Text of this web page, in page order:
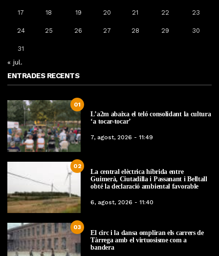
17 18 19 20 21 22 23
24 25 26 27 28 29 30
31
« jul.
ENTRADES RECENTS
01
L’a2m abaixa el teló consolidant la cultura
‘a tocar-tocar’
7, agost, 2026 - 11:49
02
La central elèctrica híbrida entre
Guimerà, Ciutadilla i Passanant i Belltall
obté la declaració ambiental favorable
6, agost, 2026 - 11:40
03
El circ i la dansa ompliran els carrers de
Tàrrega amb el virtuosisme com a
bandera